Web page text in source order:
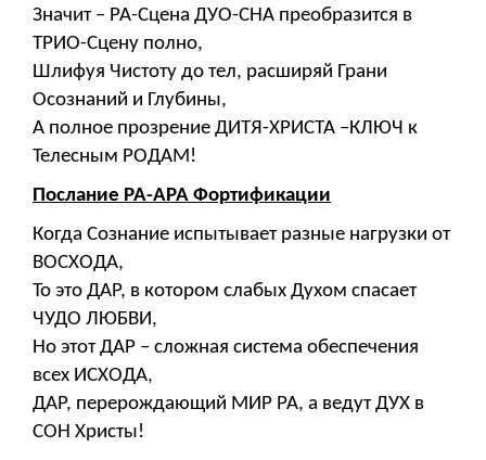
Значит – РА-Сцена ДУО-СНА преобразится в
ТРИО-Сцену полно,
Шлифуя Чистоту до тел, расширяй Грани
Осознаний и Глубины,
А полное прозрение ДИТЯ-ХРИСТА –КЛЮЧ к
Телесным РОДАМ!
Послание РА-АРА Фортификации
Когда Сознание испытывает разные нагрузки от
ВОСХОДА,
То это ДАР, в котором слабых Духом спасает
ЧУДО ЛЮБВИ,
Но этот ДАР – сложная система обеспечения
всех ИСХОДА,
ДАР, перерождающий МИР РА, а ведут ДУХ в
СОН Христы!